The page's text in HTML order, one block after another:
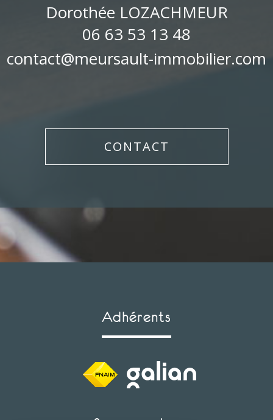
Dorothée LOZACHMEUR
06 63 53 13 48
contact@meursault-immobilier.com
CONTACT
Adhérents